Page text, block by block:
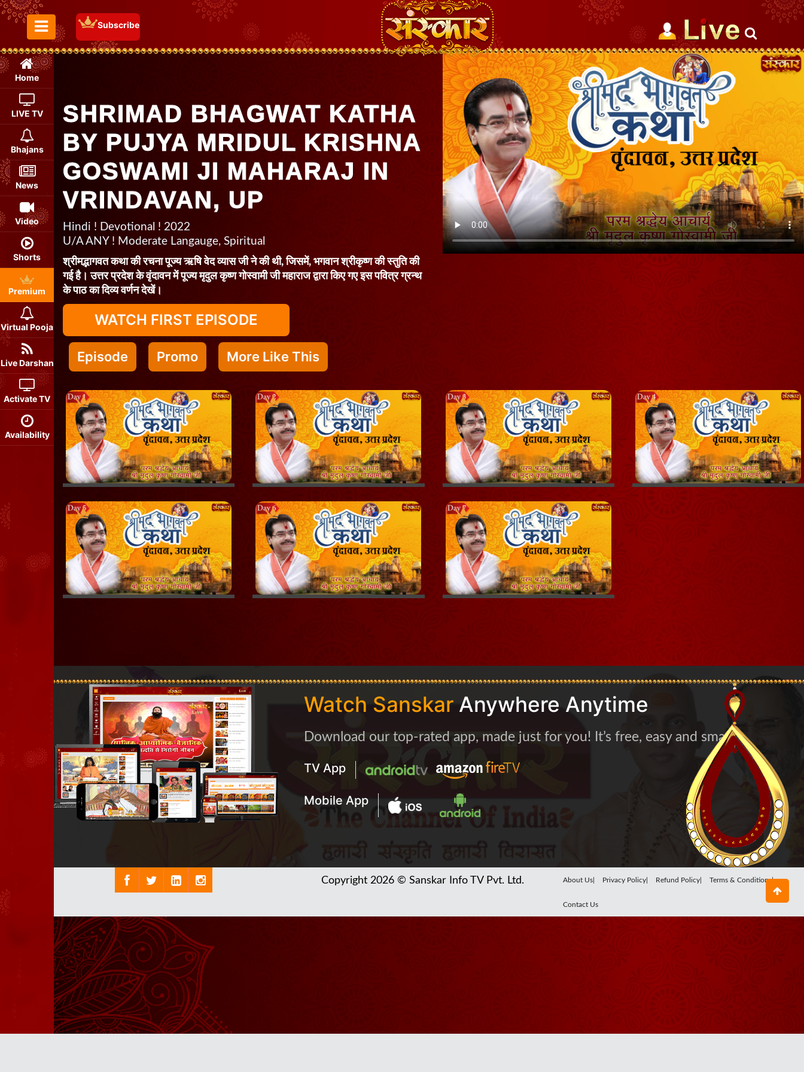
Toggle Menu
Subscribe
Home
LIVE TV
Bhajans
News
Video
Shorts
Premium
Virtual Pooja
Live Darshan
Activate TV
Availability
SHRIMAD BHAGWAT KATHA
BY PUJYA MRIDUL KRISHNA
GOSWAMI JI MAHARAJ IN
VRINDAVAN, UP
Hindi ! Devotional ! 2022
U/A ANY ! Moderate Langauge, Spiritual
श्रीमद्भागवत कथा की रचना पूज्य ऋषि वेद व्यास जी ने की थी, जिसमें, भगवान श्रीकृष्ण की स्तुति की
गई है। उत्तर प्रदेश के वृंदावन में पूज्य मृदुल कृष्ण गोस्वामी जी महाराज द्वारा किए गए इस पवित्र ग्रन्थ
के पाठ का दिव्य वर्णन देखें।
WATCH FIRST EPISODE
Episode Promo More Like This
Watch Sanskar Anywhere Anytime
Download our top-rated app, made just for you! It’s free, easy and smart
TV App
Mobile App
Copyright 2026 © Sanskar Info TV Pvt. Ltd. About Us| Privacy Policy| Refund Policy| Terms & Conditions|
Contact Us